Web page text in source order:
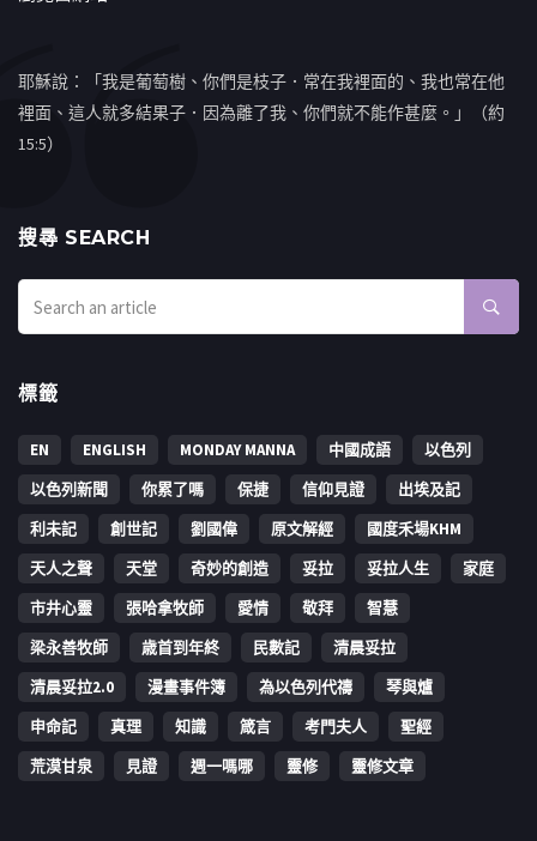
耶穌說：「我是葡萄樹、你們是枝子．常在我裡面的、我也常在他
裡面、這人就多結果子．因為離了我、你們就不能作甚麼。」（約
15:5）
搜㝷 SEARCH
標籤
EN ENGLISH MONDAY MANNA 中國成語
以色列
以色列新聞
你累了嗎 保捷 信仰見證
出埃及記
利未記
創世記 劉國偉 原文解經
國度禾場KHM
天人之聲
天堂 奇妙的創造 妥拉 妥拉人生
家庭
市井心靈
張哈拿牧師 愛情 敬拜
智慧
梁永善牧師
歳首到年終 民數記
清晨妥拉
清晨妥拉2.0
漫畫事件簿 為以色列代禱
琴與爐
申命記
真理 知識 箴言 考門夫人
聖經
荒漠甘泉
見證 週一嗎哪 靈修 靈修文章